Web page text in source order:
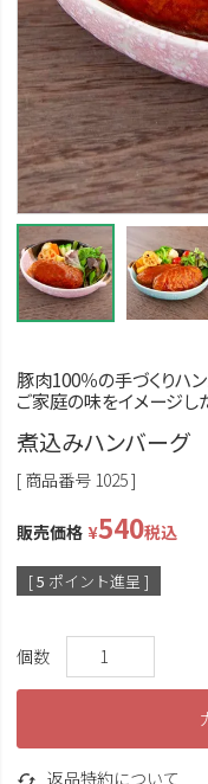
豚肉100％の手づくりハ
ご家庭の味をイメージし
煮込みハンバーグ
商品番号 1025
販売価格 ¥540税込
[5 ポイント進呈 ]
返品特約について